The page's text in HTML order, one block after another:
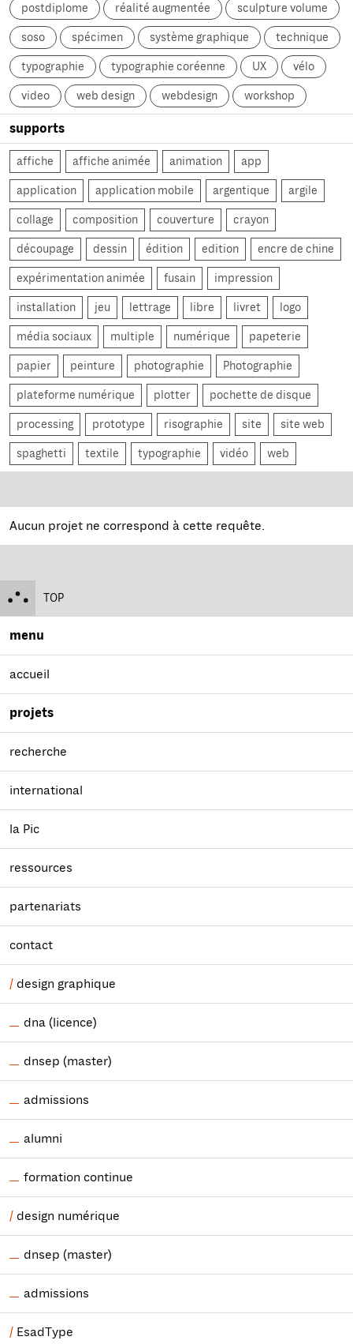
postdiplome réalité augmentée sculpture volume
soso spécimen système graphique technique
typographie typographie coréenne UX vélo
video web design webdesign workshop
supports
affiche affiche animée animation app
application application mobile argentique argile
collage composition couverture crayon
découpage dessin édition edition encre de chine
expérimentation animée fusain impression
installation jeu lettrage libre livret logo
média sociaux multiple numérique papeterie
papier peinture photographie Photographie
plateforme numérique plotter pochette de disque
processing prototype risographie site site web
spaghetti textile typographie vidéo web
Aucun projet ne correspond à cette requête.
TOP
menu
accueil
projets
recherche
international
la Pic
ressources
partenariats
contact
design graphique
dna (licence)
dnsep (master)
admissions
alumni
formation continue
design numérique
dnsep (master)
admissions
EsadType